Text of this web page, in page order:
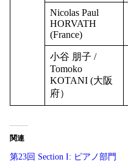
Nicolas Paul
HORVATH
(France)
小谷 朋子 /
Tomoko
KOTANI (大阪
府）
関連
第23回 Section I: ピアノ部門